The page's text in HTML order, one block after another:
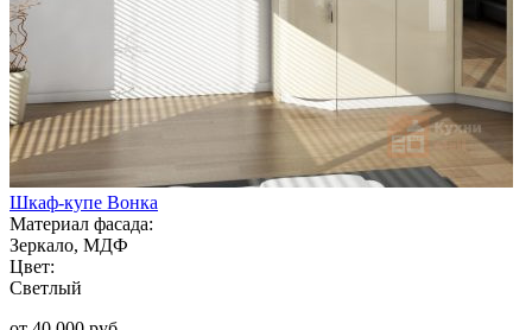
Шкаф-купе Вонка
Материал фасада:
Зеркало, МДФ
Цвет:
Светлый